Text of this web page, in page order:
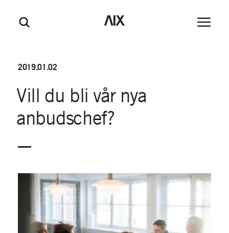
GÅ TILL HUVUDINNEHÅLL
GÅ TILL SIDFOT
M
e
AIX
Sök
2019.01.02
Vill du bli vår nya
anbudschef?